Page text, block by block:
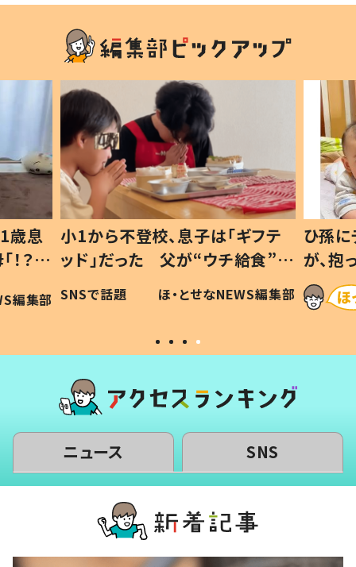
歳息
？」
編集部
小1から不登校、息子は「ギフテ
ッド」だった 父が“ウチ給食”を
作り続ける理由とは #令和の親
#令和の子
SNSで話題 ほ・とせなNEWS編集部
ひ孫
が、
「涙が
い」
ニュース SNS